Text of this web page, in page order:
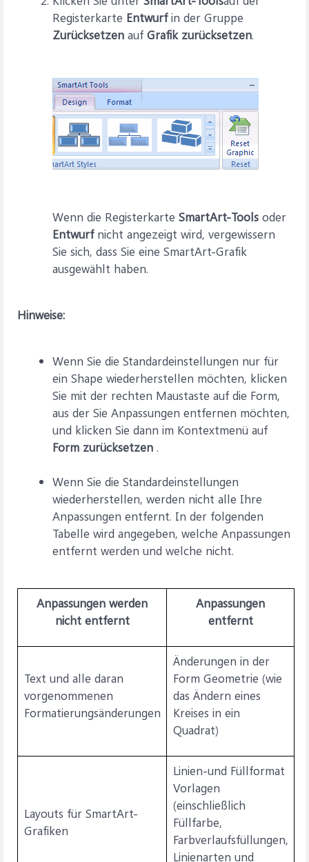
Registerkarte Entwurfin der Gruppe
Zurücksetzen auf Grafik zurücksetzen.
Wenn die Registerkarte SmartArt-Tools oder
Entwurfnicht angezeigt wird, vergewissern
Sie sich, dass Sie eine SmartArt-Grafik
ausgewählt haben.
Hinweise:
Wenn Sie die Standardeinstellungen nur für
ein Shape wiederherstellen möchten, klicken
Sie mit der rechten Maustaste auf die Form,
aus der Sie Anpassungen entfernen möchten,
und klicken Sie dann im Kontextmenü auf
Form zurücksetzen .
Wenn Sie die Standardeinstellungen
wiederherstellen, werden nicht alle Ihre
Anpassungen entfernt. In der folgenden
Tabelle wird angegeben, welche Anpassungen
entfernt werden und welche nicht.
Anpassungen werden
nicht entfernt
Anpassungen
entfernt
Text und alle daran
vorgenommenen
Formatierungsänderungen
Änderungen in der
Form Geometrie (wie
das Ändern eines
Kreises in ein
Quadrat)
Layouts für SmartArt-
Grafiken
Linien-und Füllformat
Vorlagen
(einschließlich
Füllfarbe,
Farbverlaufsfüllungen,
Linienarten und